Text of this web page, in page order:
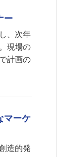
ー
、次年
現場の
計画の
マーケ
造的発